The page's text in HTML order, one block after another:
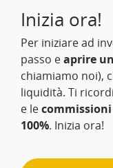
Inizia ora!
Per iniziare ad
passo eaprire
chiamiamo noi),
liquidità. Ti
e le
100%. Inizia ora!